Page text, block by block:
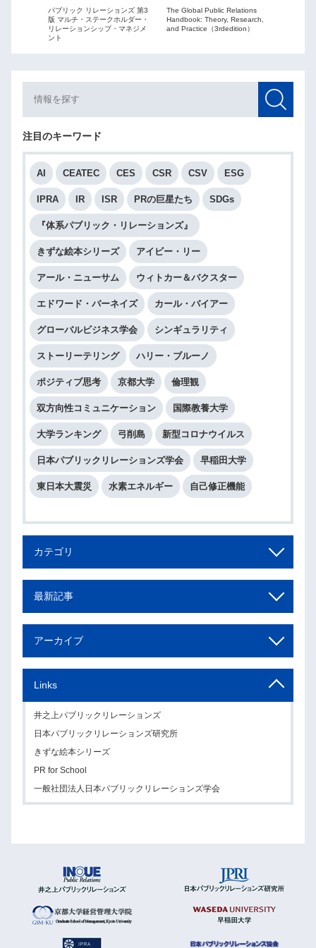
パブリック リレーションズ 第3
版 マルチ・ステークホルダー・
リレーションシップ・マネジメ
ント
The Global Public Relations
Handbook: Theory, Research,
and Practice（3rdedition）
注目のキーワード
AI CEATEC CES CSR CSV ESG
IPRA IR ISR PRの巨星たち SDGs
『体系パブリック・リレーションズ』
きずな絵本シリーズ アイビー・リー
アール・ニューサム ウィトカー＆バクスター
エドワード・バーネイズ カール・バイアー
グローバルビジネス学会 シンギュラリティ
ストーリーテリング ハリー・ブルーノ
ポジティブ思考 京都大学 倫理観
双方向性コミュニケーション 国際教養大学
大学ランキング 弓削島 新型コロナウイルス
日本パブリックリレーションズ学会 早稲田大学
東日本大震災 水素エネルギー 自己修正機能
カテゴリ
最新記事
アーカイブ
Links
井之上パブリックリレーションズ
日本パブリックリレーションズ研究所
きずな絵本シリーズ
PR for School
一般社団法人日本パブリックリレーションズ学会